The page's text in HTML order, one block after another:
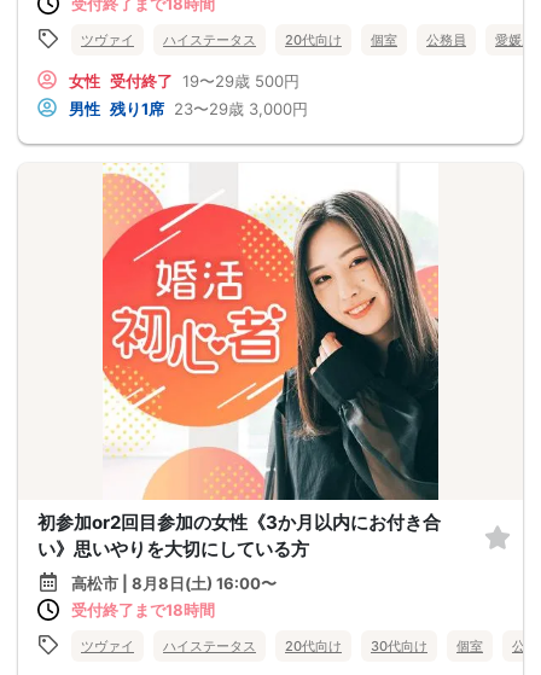
受付終了まで18時間
ツヴァイ ハイステータス 20代向け 個室 公務員 愛媛県
女性 受付終了 19〜29歳 500円
男性 残り1席 23〜29歳 3,000円
初参加or2回目参加の女性《3か月以内にお付き合
い》思いやりを大切にしている方
高松市 | 8月8日(土) 16:00〜
受付終了まで18時間
ツヴァイ ハイステータス 20代向け 30代向け 個室 公